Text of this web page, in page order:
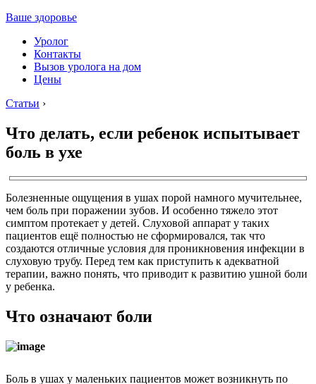
Ваше здоровье
Уролог
Контакты
Вызов уролога на дом
Цены
Статьи ›
Что делать, если ребенок испытывает
боль в ухе
Болезненные ощущения в ушах порой намного мучительнее,
чем боль при поражении зубов. И особенно тяжело этот
симптом протекает у детей. Слуховой аппарат у таких
пациентов ещё полностью не сформировался, так что
создаются отличные условия для проникновения инфекции в
слуховую трубу. Перед тем как приступить к адекватной
терапии, важно понять, что приводит к развитию ушной боли
у ребенка.
Что означают боли
Боль в ушах у маленьких пациентов может возникнуть по